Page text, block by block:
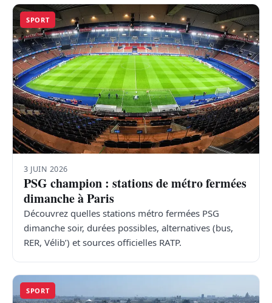
SPORT
3 JUIN 2026
PSG champion : stations de métro fermées
dimanche à Paris
Découvrez quelles stations métro fermées PSG
dimanche soir, durées possibles, alternatives (bus,
RER, Vélib’) et sources officielles RATP.
SPORT